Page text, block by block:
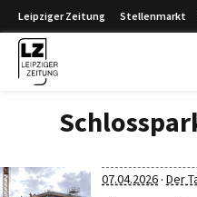
Leipziger Zeitung Stellenmarkt
07.04.2026· Der